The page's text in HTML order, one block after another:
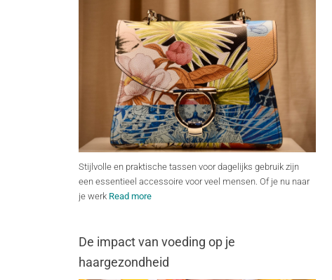
Stijlvolle en praktische tassen voor dagelijks gebruik zijn
een essentieel accessoire voor veel mensen. Of je nu naar
je werk Read more
De impact van voeding op je
haargezondheid